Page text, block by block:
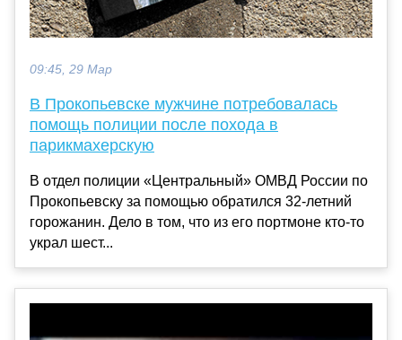
09:45, 29 Мар
В Прокопьевске мужчине потребовалась
помощь полиции после похода в
парикмахерскую
В отдел полиции «Центральный» ОМВД России по
Прокопьевску за помощью обратился 32-летний
горожанин. Дело в том, что из его портмоне кто-то
украл шест...